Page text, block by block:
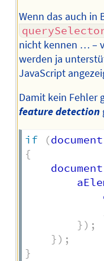
Wenn das auch in
nicht kennen … –
werden ja
JavaScript
Damit kein Fehler
feature detection
if (document
{
	document
}) ;
}) ;
}